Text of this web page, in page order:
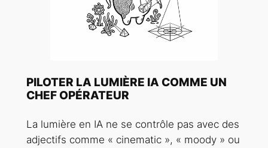
PILOTER LA LUMIÈRE IA COMME UN
CHEF OPÉRATEUR
La lumière en IA ne se contrôle pas avec des
adjectifs comme « cinematic », « moody » ou